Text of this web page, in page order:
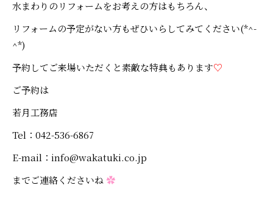
水まわりのリフォームをお考えの方はもちろん、
リフォームの予定がない方もぜひいらしてみてください(*^-
^*)
予約してご来場いただくと素敵な特典もあります♡
ご予約は
若月工務店
Tel：042-536-6867
E-mail：info@wakatuki.co.jp
までご連絡くださいね ✿